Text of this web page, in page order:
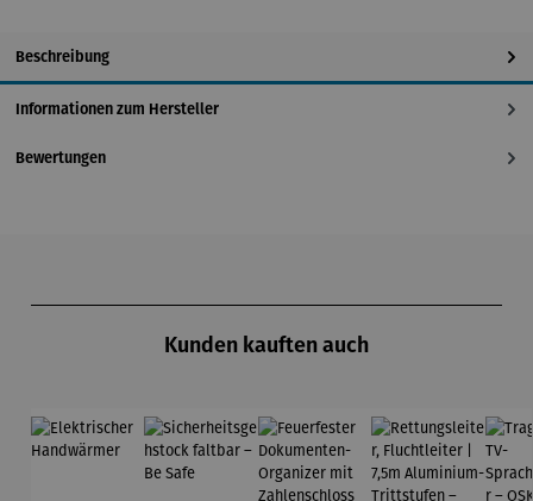
Beschreibung
Informationen zum Hersteller
Bewertungen
Kunden kauften auch